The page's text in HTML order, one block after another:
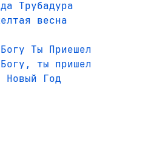
Трубадура
весна
Ты Приешел
ты пришел
Новый Год